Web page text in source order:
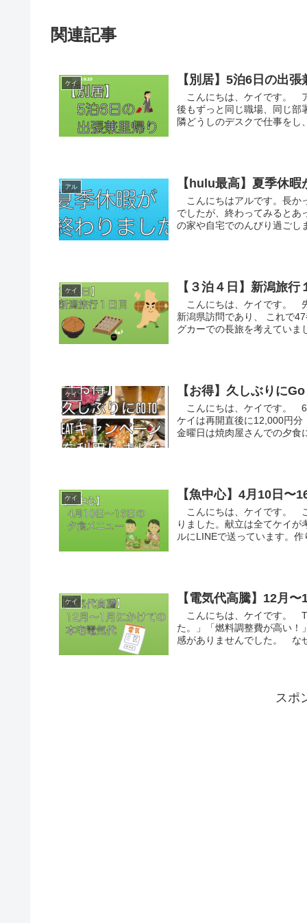
関連記事
ケイ 【別居】5泊6日の出張
こんにちは、ケイです。
後もずっと同じ職場、同じ部
隣どうしのデスクで仕事をし
アル 【hulu最高】夏季休
こんにちはアルです。長か
でしたが、終わってみるとあ
の家や自宅でのんびり過ごし
ケイ 【３泊４日】新潟旅行
こんにちは、ケイです。
新潟県訪問であり、 これで
グカーでの長旅を考えていま
ケイ 【お得】久しぶりに
こんにちは、ケイです。 6
ケイは再開直後に12,000円
金曜日は焼肉屋さんでの夕食
ケイ 【魚中心】4月10日〜
こんにちは、ケイです。
りました。献立は全てケイ
ルにLINEで送っています。作
ケイ 【電気代高騰】12月
こんにちは、ケイです。
た。」「燃料調整費が高い！
感がありませんでした。 な
スポ